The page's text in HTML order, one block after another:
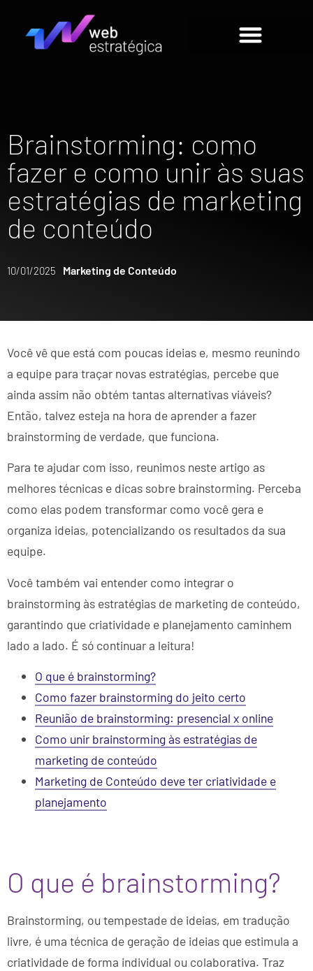
Brainstorming: como
fazer e como unir às suas
estratégias de marketing
de conteúdo
10/01/2025 Marketing de Conteúdo
Você vê que está com poucas ideias e, mesmo reunindo
a equipe para traçar novas estratégias, percebe que
ainda assim não obtém tantas alternativas viáveis?
Então, talvez esteja na hora de aprender a fazer
brainstorming de verdade, que funciona.
Para te ajudar com isso, reunimos neste artigo as
melhores técnicas e dicas sobre brainstorming. Perceba
como elas podem transformar como você gera e
organiza ideias, potencializando os resultados da sua
equipe.
Você também vai entender como integrar o
brainstorming às estratégias de marketing de conteúdo,
garantindo que criatividade e planejamento caminhem
lado a lado. É só continuar a leitura!
O que é brainstorming?
Como fazer brainstorming do jeito certo
Reunião de brainstorming: presencial x online
Como unir brainstorming às estratégias de
marketing de conteúdo
Marketing de Conteúdo deve ter criatividade e
planejamento
O que é brainstorming?
Brainstorming, ou tempestade de ideias, em tradução
livre, é uma técnica de geração de ideias que estimula a
criatividade de forma individual ou colaborativa. Traz